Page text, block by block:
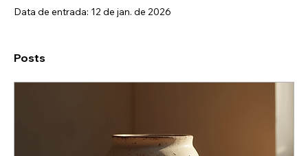
Data de entrada: 12 de jan. de 2026
Posts